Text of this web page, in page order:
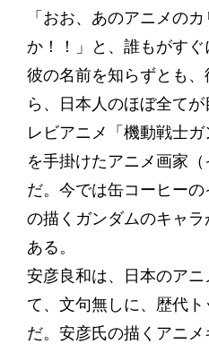
「おお、あのアニメの
か！！」と、誰もがすぐ
彼の名前を知らずとも
ら、日本人のほぼ全て
レビアニメ「機動戦士
を手掛けたアニメ画家（
だ。今では缶コーヒー
の描くガンダムのキャ
ある。
安彦良和は、日本のア
て、文句無しに、歴代
だ。安彦氏の描くアニ